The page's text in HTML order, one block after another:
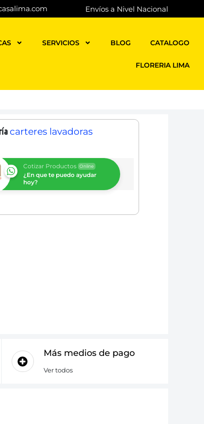
Envíos a Nivel Nacional
SERVICIOS BLOG CATALOGO
FLORERIA LIMA
carteres lavadoras
Cotizar Productos Online
¿En que te puedo ayudar
hoy?
Más medios de pago
Ver todos